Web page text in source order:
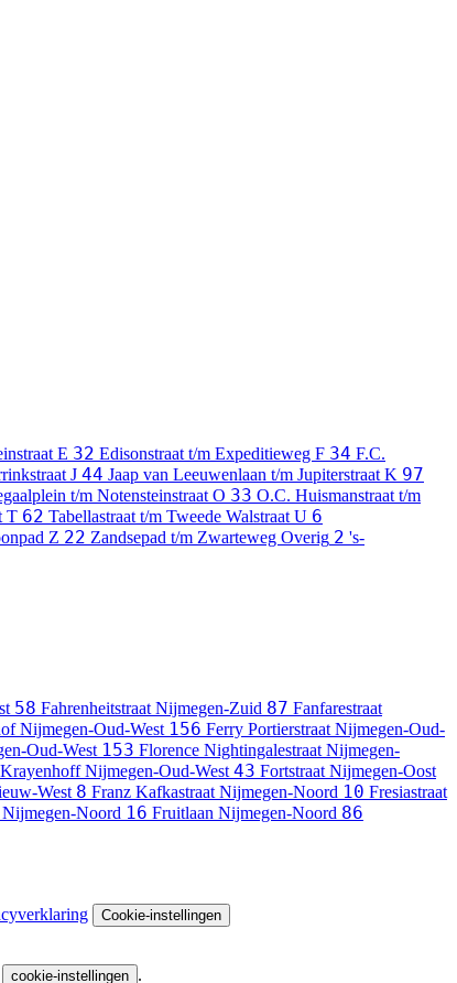
E 32 Edisonstraat t/m Expeditieweg F 34 F.C.
J 44 Jaap van Leeuwenlaan t/m Jupiterstraat K 97
t/m Notensteinstraat O 33 O.C. Huismanstraat t/m
T 62 Tabellastraat t/m Tweede Walstraat U 6
Z 22 Zandsepad t/m Zwarteweg Overig 2 's-
58 Fahrenheitstraat Nijmegen-Zuid 87 Fanfarestraat
Nijmegen-Oud-West 156 Ferry Portierstraat Nijmegen-Oud-
Oud-West 153 Florence Nightingalestraat Nijmegen-
Nijmegen-Oud-West 43 Fortstraat Nijmegen-Oost
West 8 Franz Kafkastraat Nijmegen-Noord 10 Fresiastraat
Nijmegen-Noord 16 Fruitlaan Nijmegen-Noord 86
Cookie-instellingen
cookie-instellingen .